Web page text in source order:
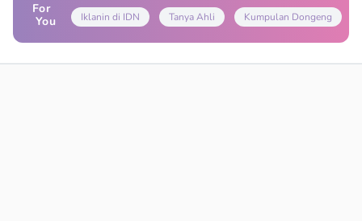
For
You
Iklanin di IDN Tanya Ahli Kumpulan Dongeng